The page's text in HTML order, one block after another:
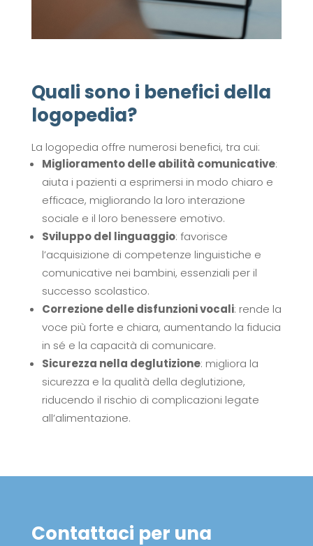
Quali sono i benefici della
logopedia?
La logopedia offre numerosi benefici, tra cui:
Miglioramento delle abilità comunicative:
aiuta i pazienti a esprimersi in modo chiaro e
efficace, migliorando la loro interazione
sociale e il loro benessere emotivo.
Sviluppo del linguaggio: favorisce
l’acquisizione di competenze linguistiche e
comunicative nei bambini, essenziali per il
successo scolastico.
Correzione delle disfunzioni vocali: rende la
voce più forte e chiara, aumentando la fiducia
in sé e la capacità di comunicare.
Sicurezza nella deglutizione: migliora la
sicurezza e la qualità della deglutizione,
riducendo il rischio di complicazioni legate
all’alimentazione.
Contattaci per una